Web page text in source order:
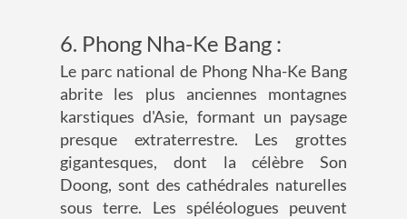
6. Phong Nha-Ke Bang :
Le parc national de Phong Nha-Ke Bang
abrite les plus anciennes montagnes
karstiques d'Asie, formant un paysage
presque extraterrestre. Les grottes
gigantesques, dont la célèbre Son
Doong, sont des cathédrales naturelles
sous terre. Les spéléologues peuvent